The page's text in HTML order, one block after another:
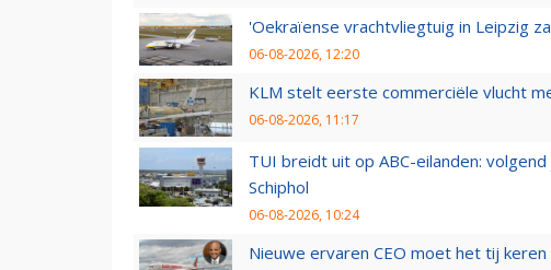
'Oekraïense vrachtvliegtuig in Leipzig
06-08-2026, 12:20
KLM stelt eerste commerciële vlucht
06-08-2026, 11:17
TUI breidt uit op ABC-eilanden:
Schiphol
06-08-2026, 10:24
Nieuwe ervaren CEO moet het tij